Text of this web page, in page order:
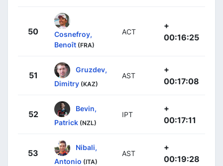
50
Cosnefroy,
Benoît (FRA)
ACT
+
00:16:25
51
Gruzdev,
Dimitry (KAZ)
AST
+
00:17:08
52
Bevin,
Patrick (NZL)
IPT
+
00:17:11
53
Nibali,
Antonio (ITA)
AST
+
00:19:28